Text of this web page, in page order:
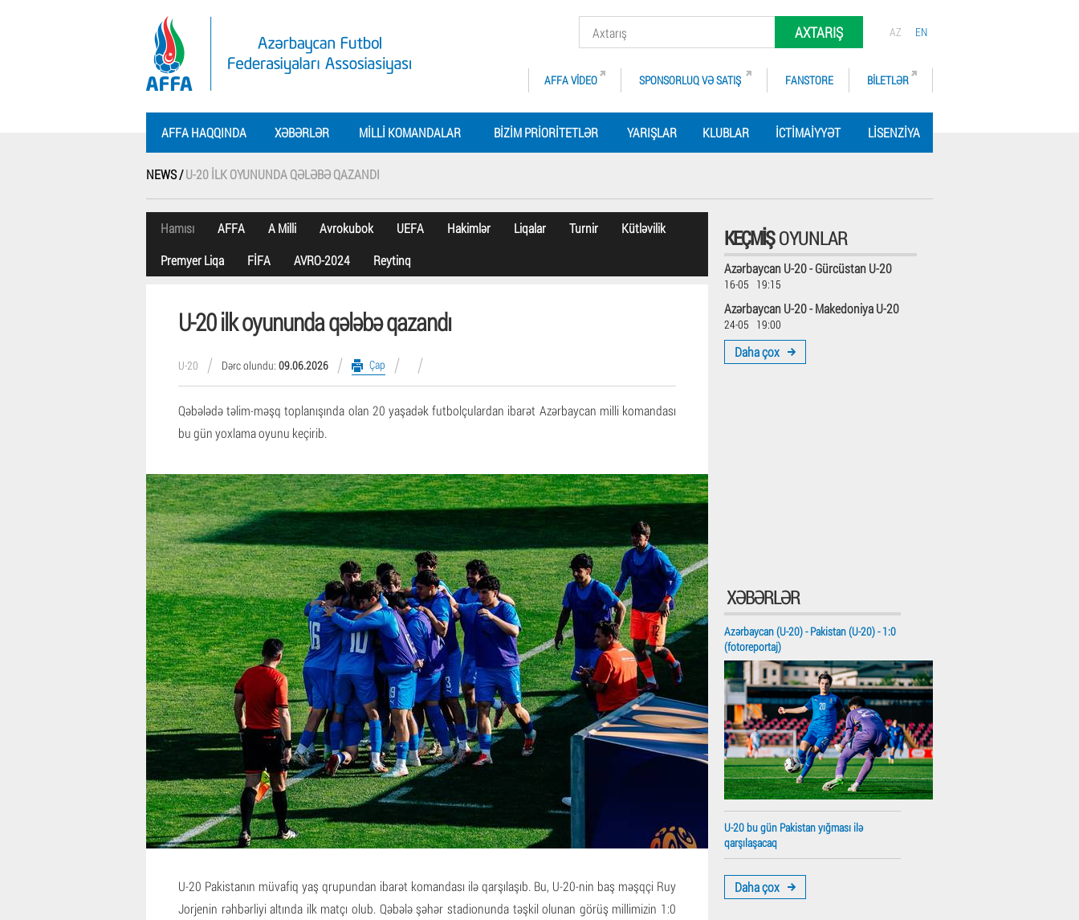
AZ EN
AXTARIŞ
AFFA VIDEO SPONSORLUQ VƏ SATIŞ FANSTORE BILETLƏR
AFFA HAQQINDA XƏBƏRLƏR MILLI KOMANDALAR BIZIM PRIORITETLƏR YARIŞLAR KLUBLAR İCTIMAIYYƏT LISENZIYA
NEWS /U-20 ILK OYUNUNDA QƏLƏBƏ QAZANDI
Hamısı AFFA A Milli Avrokubok UEFA Hakimlər Liqalar Turnir
Kütləvilik
Premyer Liqa
FİFA AVRO-2024 Reytinq
U-20 ilk oyununda qələbə qazandı
U-20 Dərc olundu: 09.06.2026 Çap
Qəbələdə təlim-məşq toplanışında olan 20 yaşadək futbolçulardan ibarət Azərbaycan milli komandası
bu gün yoxlama oyunu keçirib.
U-20 Pakistanın müvafiq yaş qrupundan ibarət komandası ilə qarşılaşıb. Bu, U-20-nin baş məşqçi Ruy
Jorjenin rəhbərliyi altında ilk matçı olub. Qəbələ şəhər stadionunda təşkil olunan görüş millimizin 1:0
KEÇMIŞOYUNLAR
Azərbaycan U-20 - Gürcüstan U-20
16-05 19:15
Azərbaycan U-20 - Makedoniya U-20
24-05 19:00
Daha çox
XƏBƏRLƏR
Azərbaycan (U-20) - Pakistan (U-20) - 1:0
(fotoreportaj)
U-20 bu gün Pakistan yığması ilə
qarşılaşacaq
Daha çox